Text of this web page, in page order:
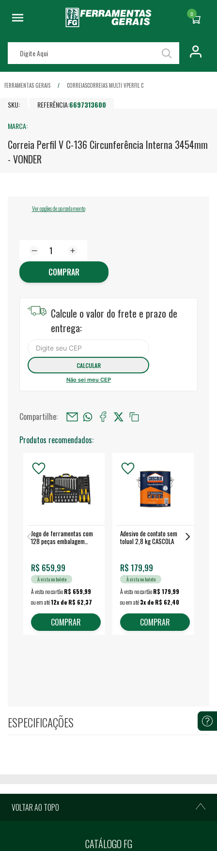
0
FERRAMENTAS GERAIS CORREIASCORREIAS MULTI VPERFIL C
SKU: REFERÊNCIA:6697313600
MARCA:
Correia Perfil V C-136 Circunferência Interna 3454mm
- VONDER
Ver opções de parcelamento
COMPRAR
Calcule o valor do frete e prazo de
entrega:
Não sei meu CEP
Compartilhe:
Produtos recomendados:
Jogo de ferramentas com
128 peças embalagem
R$ 659,99
À vista no boleto
À vista no cartãoR$ 659,99
ou em até12x de R$ 62,37
COMPRAR
Adesivo de contato sem
toluol 2,8 kg CASCOLA
R$ 179,99
À vista no boleto
À vista no cartãoR$ 179,99
ou em até3x de R$ 62,40
COMPRAR
ESPECIFICAÇÕES
VOLTAR AO TOPO
CATÁLOGO FG